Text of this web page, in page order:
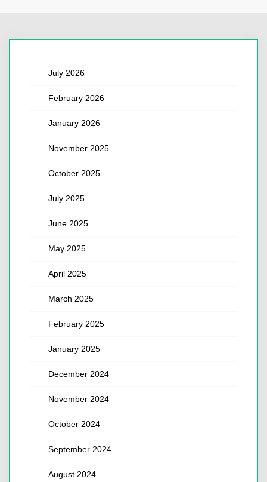
July 2026
February 2026
January 2026
November 2025
October 2025
July 2025
June 2025
May 2025
April 2025
March 2025
February 2025
January 2025
December 2024
November 2024
October 2024
September 2024
August 2024